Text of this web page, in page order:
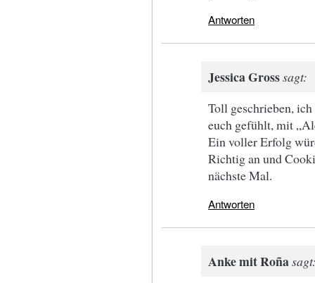
Antworten
Jessica Grosssagt:
Toll geschrieben,
euch gefühlt, mit
Ein voller Erfolg
Richtig an und
nächste Mal.
Antworten
Anke mit Roña